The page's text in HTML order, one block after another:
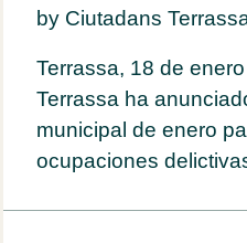
by Ciutadans
Terrassa, 18 de
Terrassa ha
municipal de enero
ocupaciones